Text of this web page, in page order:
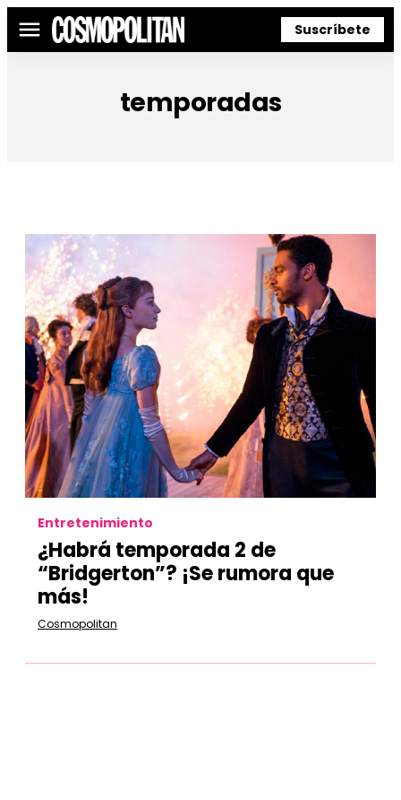
Menú Suscríbete
temporadas
Entretenimiento
¿Habrá temporada 2 de
“Bridgerton”? ¡Se rumora que
más!
Cosmopolitan